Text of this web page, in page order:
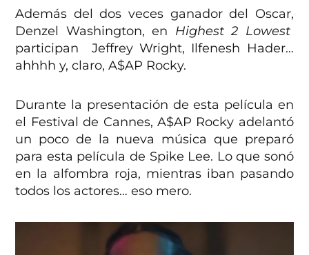
Además del dos veces ganador del Oscar,
Denzel Washington, en Highest 2 Lowest
participan Jeffrey Wright, Ilfenesh Hader…
ahhhh y, claro, A$AP Rocky.
Durante la presentación de esta película en
el Festival de Cannes, A$AP Rocky adelantó
un poco de la nueva música que preparó
para esta película de Spike Lee. Lo que sonó
en la alfombra roja, mientras iban pasando
todos los actores… eso mero.